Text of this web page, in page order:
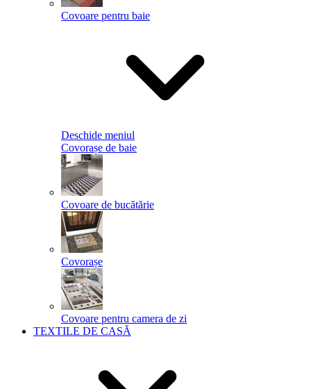
Covoare pentru baie
Deschide meniul
Covorașe de baie
Covoare de bucătărie
Covorașe
Covoare pentru camera de zi
TEXTILE DE CASĂ